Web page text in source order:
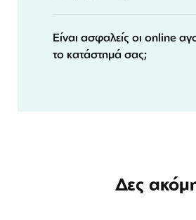
Είναι ασφαλείς οι online
το κατάστημά σας;
Δες